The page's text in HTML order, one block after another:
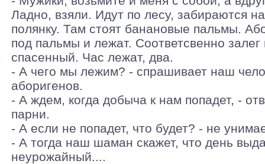
Ладно, взяли. Идут по лесу, забираются
полянку. Там стоят банановые пальмы.
под пальмы и лежат. Соответсвенно
спасенный. Час лежат, два.
- А чего мы лежим? - спрашивает наш
аборигенов.
- А ждем, когда добыча к нам попадет, -
парни.
- А если не попадет, что будет? - не
- А тогда наш шаман скажет, что день
неурожайный....